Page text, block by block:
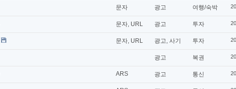
문자 광고 여행/숙박
문자, URL 광고 투자
문자, URL 광고, 사기 투자
광고 복권
ARS 광고 통신